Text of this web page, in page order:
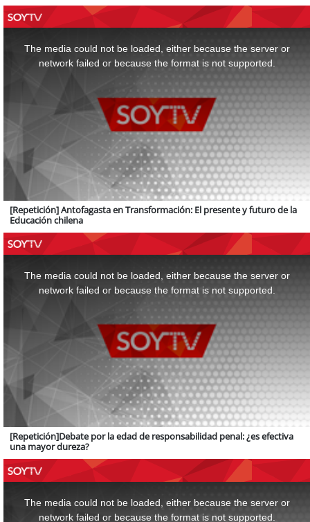
The media could not be loaded, either because the server or
network failed or because the format is not supported.
[Repetición] Antofagasta en Transformación: El presente y futuro de la
Educación chilena
The media could not be loaded, either because the server or
network failed or because the format is not supported.
[Repetición]Debate por la edad de responsabilidad penal: ¿es efectiva
una mayor dureza?
The media could not be loaded, either because the server or
network failed or because the format is not supported.